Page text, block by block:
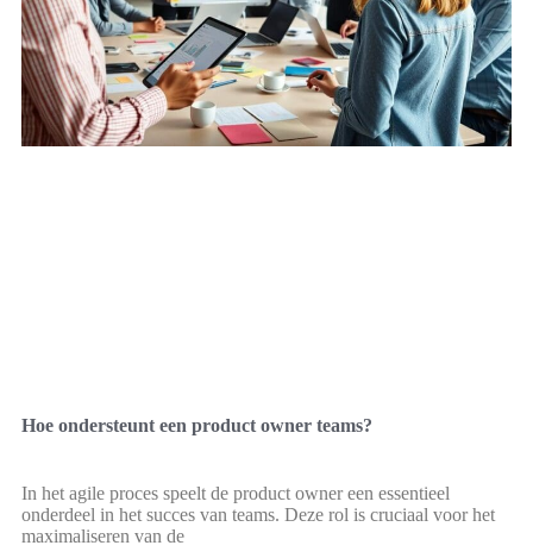
Hoe ondersteunt een product owner teams?
In het agile proces speelt de product owner een essentieel
onderdeel in het succes van teams. Deze rol is cruciaal voor het
maximaliseren van de